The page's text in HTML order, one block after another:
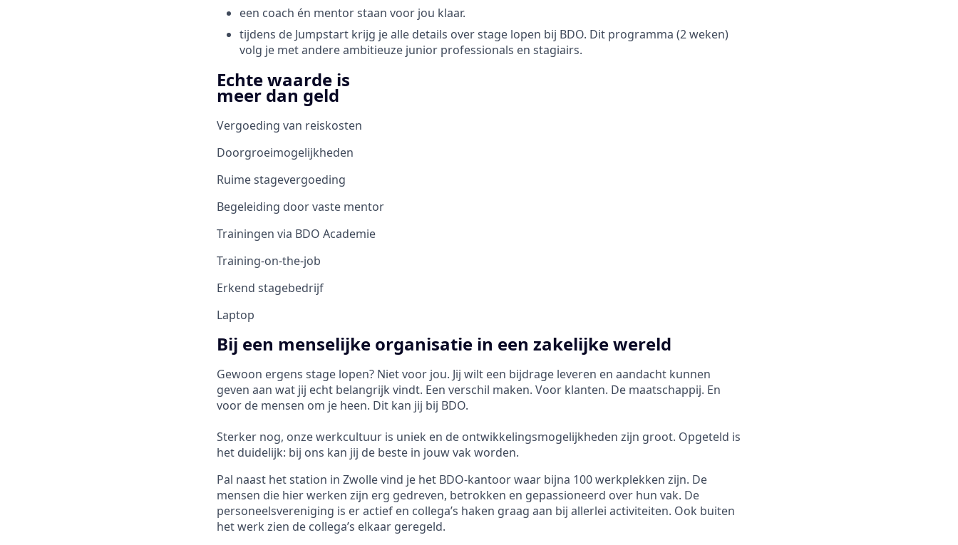
een coach én mentor staan voor jou klaar.
tijdens de Jumpstart krijg je alle details over stage lopen bij BDO. Dit programma (2 weken)
volg je met andere ambitieuze junior professionals en stagiairs.
Echte waarde is
meer dan geld
Vergoeding van reiskosten
Doorgroeimogelijkheden
Ruime stagevergoeding
Begeleiding door vaste mentor
Trainingen via BDO Academie
Training-on-the-job
Erkend stagebedrijf
Laptop
Bij een menselijke organisatie in een zakelijke wereld
Gewoon ergens stage lopen? Niet voor jou. Jij wilt een bijdrage leveren en aandacht kunnen
geven aan wat jij echt belangrijk vindt. Een verschil maken. Voor klanten. De maatschappij. En
voor de mensen om je heen. Dit kan jij bij BDO.
Sterker nog, onze werkcultuur is uniek en de ontwikkelingsmogelijkheden zijn groot. Opgeteld is
het duidelijk: bij ons kan jij de beste in jouw vak worden.
Pal naast het station in Zwolle vind je het BDO-kantoor waar bijna 100 werkplekken zijn. De
mensen die hier werken zijn erg gedreven, betrokken en gepassioneerd over hun vak. De
personeelsvereniging is er actief en collega’s haken graag aan bij allerlei activiteiten. Ook buiten
het werk zien de collega’s elkaar geregeld.